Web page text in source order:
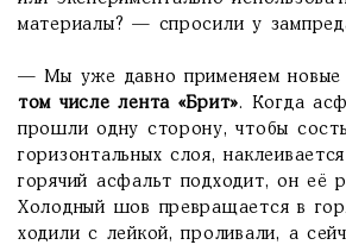
материалы? — спросили у
— Мы уже давно применяем новые
том числе лента «Брит». Когда
прошли одну сторону, чтобы
горизонтальных слоя,
горячий асфальт подходит, он её
Холодный шов превращается в
ходили с лейкой, проливали, а